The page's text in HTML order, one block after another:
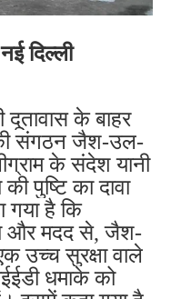
दिल्ली
दूतावास के बाहर
संगठन जैश-उल-
के संदेश यानी
पुष्टि का दावा
गया है कि
और मदद से, जैश-
उच्च सुरक्षा वाले
धमाके को